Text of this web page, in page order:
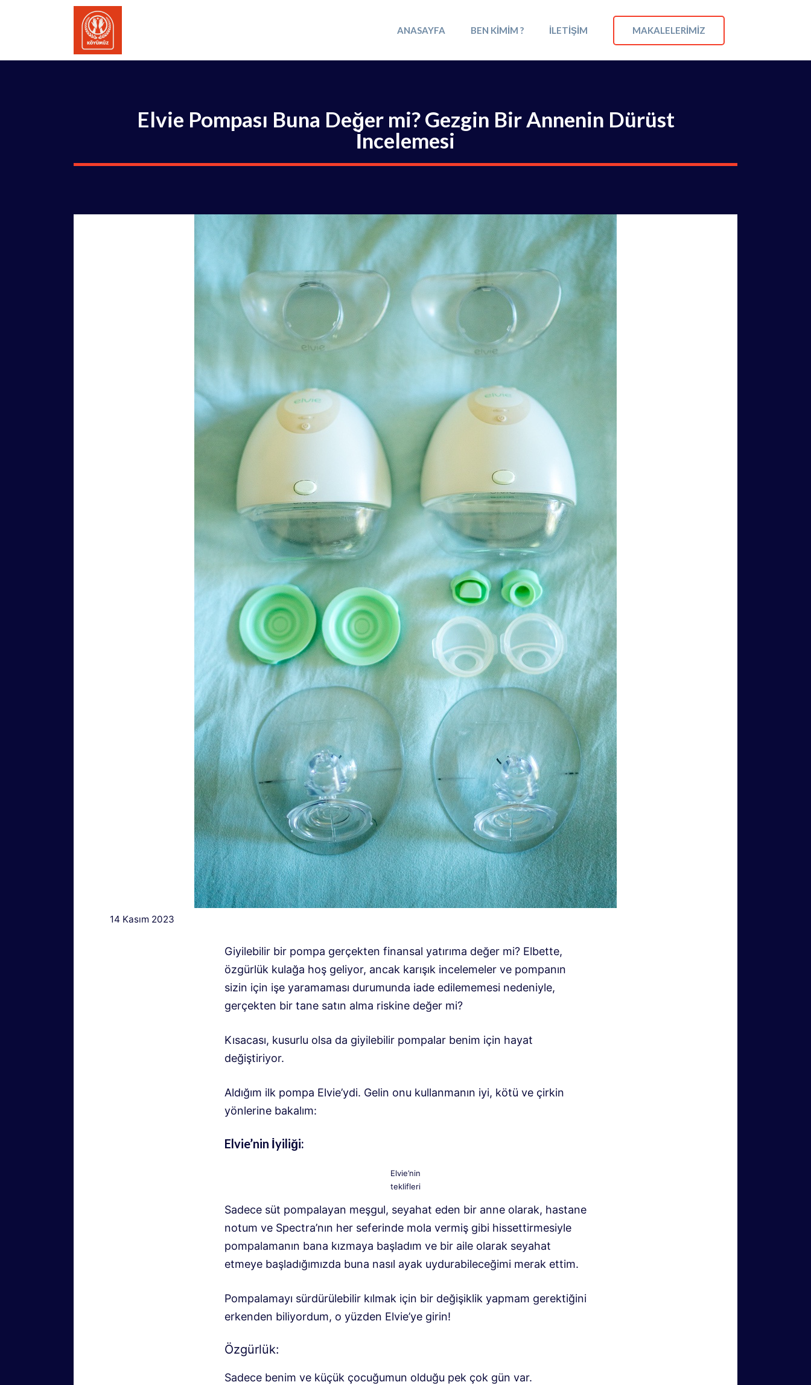
ANASAYFA BEN KIMIM ? İLETIŞIM MAKALELERIMIZ
Elvie Pompası Buna Değer mi? Gezgin Bir Annenin Dürüst
İncelemesi
14 Kasım 2023
Giyilebilir bir pompa gerçekten finansal yatırıma değer mi? Elbette,
özgürlük kulağa hoş geliyor, ancak karışık incelemeler ve pompanın
sizin için işe yaramaması durumunda iade edilememesi nedeniyle,
gerçekten bir tane satın alma riskine değer mi?
Kısacası, kusurlu olsa da giyilebilir pompalar benim için hayat
değiştiriyor.
Aldığım ilk pompa Elvie’ydi. Gelin onu kullanmanın iyi, kötü ve çirkin
yönlerine bakalım:
Elvie’nin İyiliği:
Elvie’nin
teklifleri
Sadece süt pompalayan meşgul, seyahat eden bir anne olarak, hastane
notum ve Spectra’nın her seferinde mola vermiş gibi hissettirmesiyle
pompalamanın bana kızmaya başladım ve bir aile olarak seyahat
etmeye başladığımızda buna nasıl ayak uydurabileceğimi merak ettim.
Pompalamayı sürdürülebilir kılmak için bir değişiklik yapmam gerektiğini
erkenden biliyordum, o yüzden Elvie’ye girin!
Özgürlük:
Sadece benim ve küçük çocuğumun olduğu pek çok gün var.